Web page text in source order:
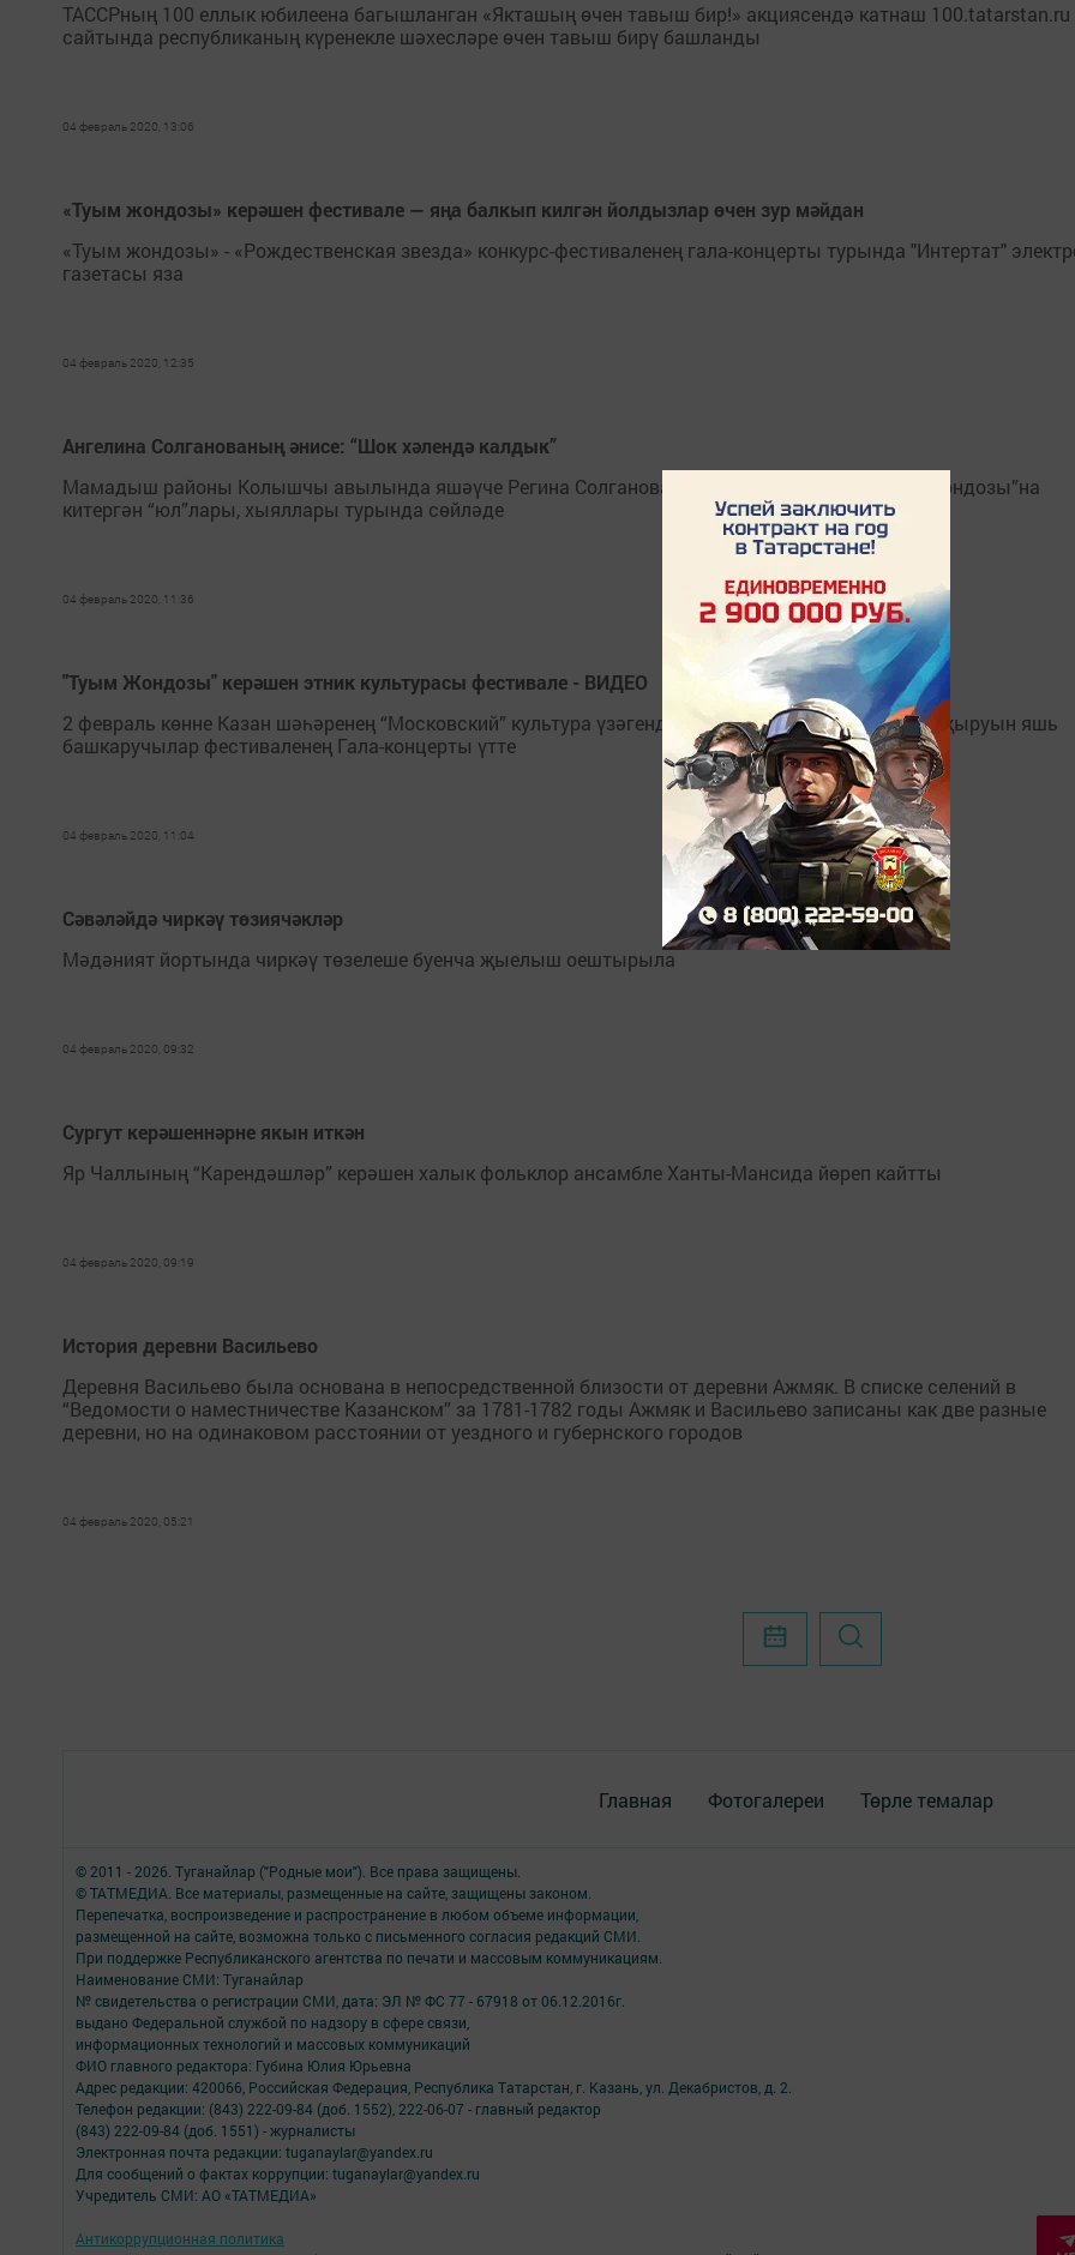
ТАССРның 100 еллык юбилеена багышланган «Якташың өчен тавыш бир!» акциясендә катнаш 100.tatarstan.ru
сайтында республиканың күренекле шәхесләре өчен тавыш бирү башланды
04 февраль 2020, 13:06
«Туым жондозы» керәшен фестивале — яңа балкып килгән йолдызлар өчен зур мәйдан
«Туым жондозы» - «Рождественская звезда» конкурс-фестиваленең гала-концерты турында "Интертат"
газетасы яза
04 февраль 2020, 12:35
Ангелина Солганованың әнисе: “Шок хәлендә калдык”
Мамадыш районы Колышчы авылында яшәүче Регина Солганова 10 яшьлек кызының “Туым жондозы”на
китергән “юл”лары, хыяллары турында сөйләде
04 февраль 2020, 11:36
"Туым Жондозы" керәшен этник культурасы фестивале - ВИДЕО
2 февраль көнне Казан шәһәренең “Московский” культура үзәгендә “Туым жондозы” – керәшен җыруын яшь
башкаручылар фестиваленең Гала-концерты үтте
04 февраль 2020, 11:04
Сәвәләйдә чиркәү төзиячәкләр
Мәдәният йортында чиркәү төзелеше буенча җыелыш оештырыла
04 февраль 2020, 09:32
Сургут керәшеннәрне якын иткән
Яр Чаллының “Карендәшләр” керәшен халык фольклор ансамбле Ханты-Мансида йөреп кайтты
04 февраль 2020, 09:19
История деревни Васильево
Деревня Васильево была основана в непосредственной близости от деревни Ажмяк. В списке селений в
“Ведомости о наместничестве Казанском” за 1781-1782 годы Ажмяк и Васильево записаны как две разные
деревни, но на одинаковом расстоянии от уездного и губернского городов
04 февраль 2020, 05:21
Главная Фотогалереи Төрле темалар
© 2011 - 2026. Туганайлар ("Родные мои"). Все права защищены.
© ТАТМЕДИА. Все материалы, размещенные на сайте, защищены законом.
Перепечатка, воспроизведение и распространение в любом объеме информации,
размещенной на сайте, возможна только с письменного согласия редакций СМИ.
При поддержке Республиканского агентства по печати и массовым коммуникациям.
Наименование СМИ: Туганайлар
№ свидетельства о регистрации СМИ, дата: ЭЛ № ФС 77 - 67918 от 06.12.2016г.
выдано Федеральной службой по надзору в сфере связи,
информационных технологий и массовых коммуникаций
ФИО главного редактора: Губина Юлия Юрьевна
Адрес редакции: 420066, Российская Федерация, Республика Татарстан, г. Казань, ул. Декабристов, д. 2.
Телефон редакции: (843) 222-09-84 (доб. 1552), 222-06-07 - главный редактор
(843) 222-09-84 (доб. 1551) - журналисты
Электронная почта редакции: tuganaylar@yandex.ru
Для сообщений о фактах коррупции: tuganaylar@yandex.ru
Учредитель СМИ: АО «ТАТМЕДИА»
Антикоррупционная политика